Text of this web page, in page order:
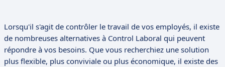
Lorsqu'il s'agit de contrôler le travail de vos employés, il existe
de nombreuses alternatives à Control Laboral qui peuvent
répondre à vos besoins. Que vous recherchiez une solution
plus flexible, plus conviviale ou plus économique, il existe des